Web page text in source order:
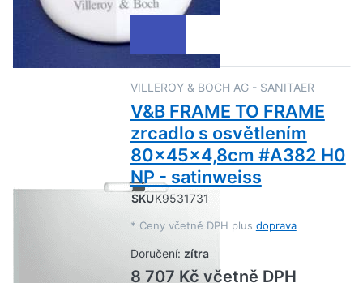
VILLEROY & BOCH AG - SANITAER
V&B FRAME TO FRAME
zrcadlo s osvětlením
80x45x4,8cm #A382 H0
NP - satinweiss
SKUK9531731
* Ceny včetně DPH plus doprava
Doručení: zítra
8 707 Kč včetně DPH